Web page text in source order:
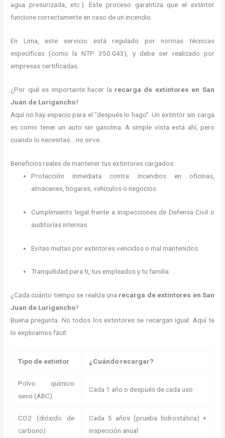
agua presurizada, etc.). Este proceso garantiza que el extintor
funcione correctamente en caso de un incendio.
En Lima, este servicio está regulado por normas técnicas
específicas (como la NTP 350.043), y debe ser realizado por
empresas certificadas.
¿Por qué es importante hacer la recarga de extintores en San
Juan de Lurigancho?
Aquí no hay espacio para el “después lo hago”. Un extintor sin carga
es como tener un auto sin gasolina. A simple vista está ahí, pero
cuando lo necesitas… no sirve.
Beneficios reales de mantener tus extintores cargados:
Protección inmediata contra incendios en oficinas,
almacenes, hogares, vehículos o negocios.
Cumplimiento legal frente a inspecciones de Defensa Civil o
auditorías internas.
Evitas multas por extintores vencidos o mal mantenidos.
Tranquilidad para ti, tus empleados y tu familia.
¿Cada cuánto tiempo se realiza una recarga de extintores en San
Juan de Lurigancho?
Buena pregunta. No todos los extintores se recargan igual. Aquí te
lo explicamos fácil:
Tipo de extintor ¿Cuándo recargar?
Polvo químico
seco (ABC)
Cada 1 año o después de cada uso
CO2 (dióxido de
carbono)
Cada 5 años (prueba hidrostática) +
inspección anual